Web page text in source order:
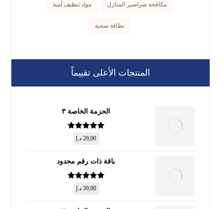
مكافحة صراصير المنازل مواد تنظيف آمنة
نظافة صحية
المنتجات الأعلى تقييماً
الحزمة الخاصة ٣
تم التقييم
من 5
29,00 د.إ
باقة ذات رقم محدود
تم التقييم
من 5
39,00 د.إ